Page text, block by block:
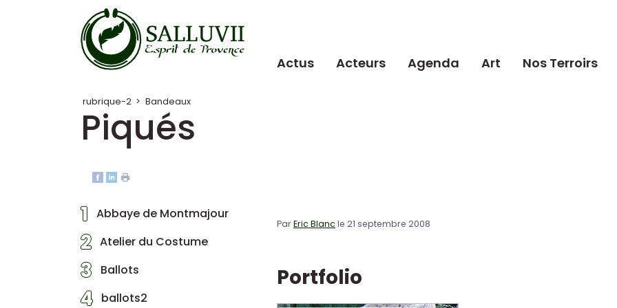
Panneau de gestion des cookies
Actus Acteurs Agenda Art Nos Terroirs
rubrique-2 > Bandeaux
Piqués
1 Abbaye de Montmajour
2 Atelier du Costume
3 Ballots
4 ballots2
ParEric Blanc le 21 septembre 2008
Portfolio